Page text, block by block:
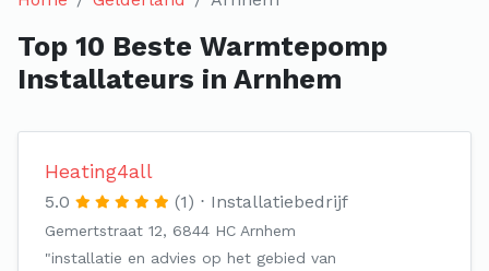
Top 10 Beste Warmtepomp
Installateurs in Arnhem
Heating4all
5.0 (1) Installatiebedrijf
Gemertstraat 12, 6844 HC Arnhem
"installatie en advies op het gebied van